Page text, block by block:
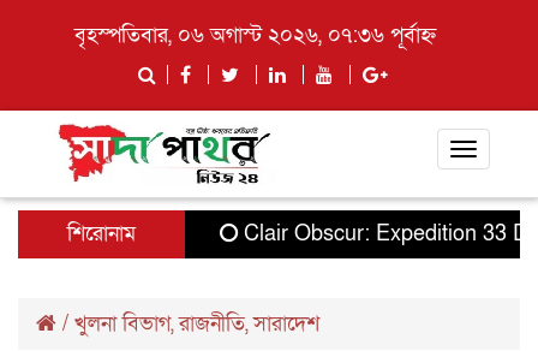
বৃহস্পতিবার, ০৬ অগাস্ট ২০২৬, ০৭:৩৬ পূর্বাহ্ন
Toggle
শিরোনাম
Clair Obscur: Expedition 33
/ খুলনা বিভাগ,রাজনীতি,সারাদেশ